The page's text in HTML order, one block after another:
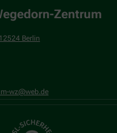
Zentrum
12524 Berlin
wz@web.de